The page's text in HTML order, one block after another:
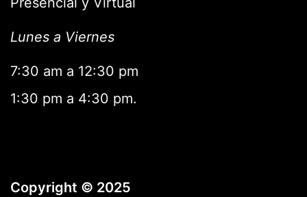
Lunes a Viernes
7:30 am a 12:30 pm
1:30 pm a 4:30 pm.
Copyright © 2025